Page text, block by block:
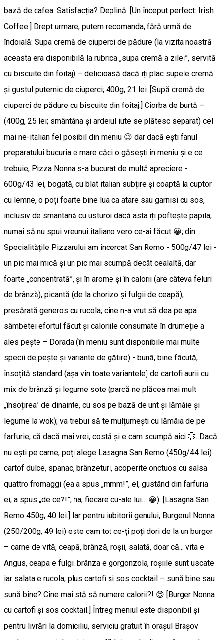
bază de cafea. Satisfacția? Deplină. [Un început perfect: Irish
Coffee.] Drept urmare, putem recomanda, fără urmă de
îndoială: Supa cremă de ciuperci de pădure (la vizita noastră
aceasta era disponibilă la rubrica „supa cremă a zilei”, servită
cu biscuite din foitaj) – delicioasă dacă îți plac supele cremă
și gustul puternic de ciuperci; 400g, 21 lei. [Supă cremă de
ciuperci de pădure cu biscuite din foitaj.] Ciorba de burtă –
(400g, 25 lei; smântâna și ardeiul iute se plătesc separat) cel
mai ne-italian fel posibil din meniu 😉 dar dacă ești fanul
preparatului bucuria e mare căci o găsești în meniu și e ce
trebuie; Pizza Nonna s-a bucurat de multă apreciere -
600g/43 lei, bogată, cu blat italian subțire și coaptă la cuptor
cu lemne, o poți foarte bine lua ca atare sau garnisi cu sos,
inclusiv de smântână cu usturoi dacă asta îți poftește papila,
numai să nu spui vreunui italiano vero ce-ai făcut 😀; din
Specialitățile Pizzarului am încercat San Remo - 500g/47 lei -
un pic mai mică și un pic mai scumpă decât cealaltă, dar
foarte „concentrată”, și în arome și în calorii (are câteva feluri
de brânză), picantă (de la chorizo și fulgii de ceapă),
presărată generos cu rucola; cine n-a vrut să dea pe apa
sâmbetei efortul făcut și caloriile consumate în drumeție a
ales pește – Dorada (în meniu sunt disponibile mai multe
specii de peşte și variante de gătire) - bună, bine făcută,
însoțită standard (așa vin toate variantele) de cartofi aurii cu
mix de brânză și legume sote (parcă ne plăcea mai mult
„însoțirea” de dinainte, cu sos pe bază de unt și lămâie și
legume la wok); va trebui să te mulțumești cu lămâia de pe
farfurie, că dacă mai vrei, costă și e cam scumpă aici 🤭. Dacă
nu ești pe carne, poți alege Lasagna San Remo (450g/44 lei)
cartof dulce, spanac, brânzeturi, acoperite onctuos cu salsa
quattro fromaggi (ea a spus „mmm!”, el, gustând din farfuria
ei, a spus „de ce?!”; na, fiecare cu-ale lui… 😀). [Lasagna San
Remo 450g, 40 lei.] Iar pentru iubitorii genului, Burgerul Nonna
(250/200g, 49 lei) este cam tot ce-ți poți dori de la un burger
– carne de vită, ceapă, brânză, roșii, salată, doar că... vita e
Angus, ceapa e fulgi, brânza e gorgonzola, roșiile sunt uscate
iar salata e rucola; plus cartofi și sos cocktail – sună bine sau
sună bine? Cine mai stă să numere calorii?! 😊 [Burger Nonna
cu cartofi şi sos cocktail.] Întreg meniul este disponibil şi
pentru livrări la domiciliu, serviciu gratuit în oraşul Braşov